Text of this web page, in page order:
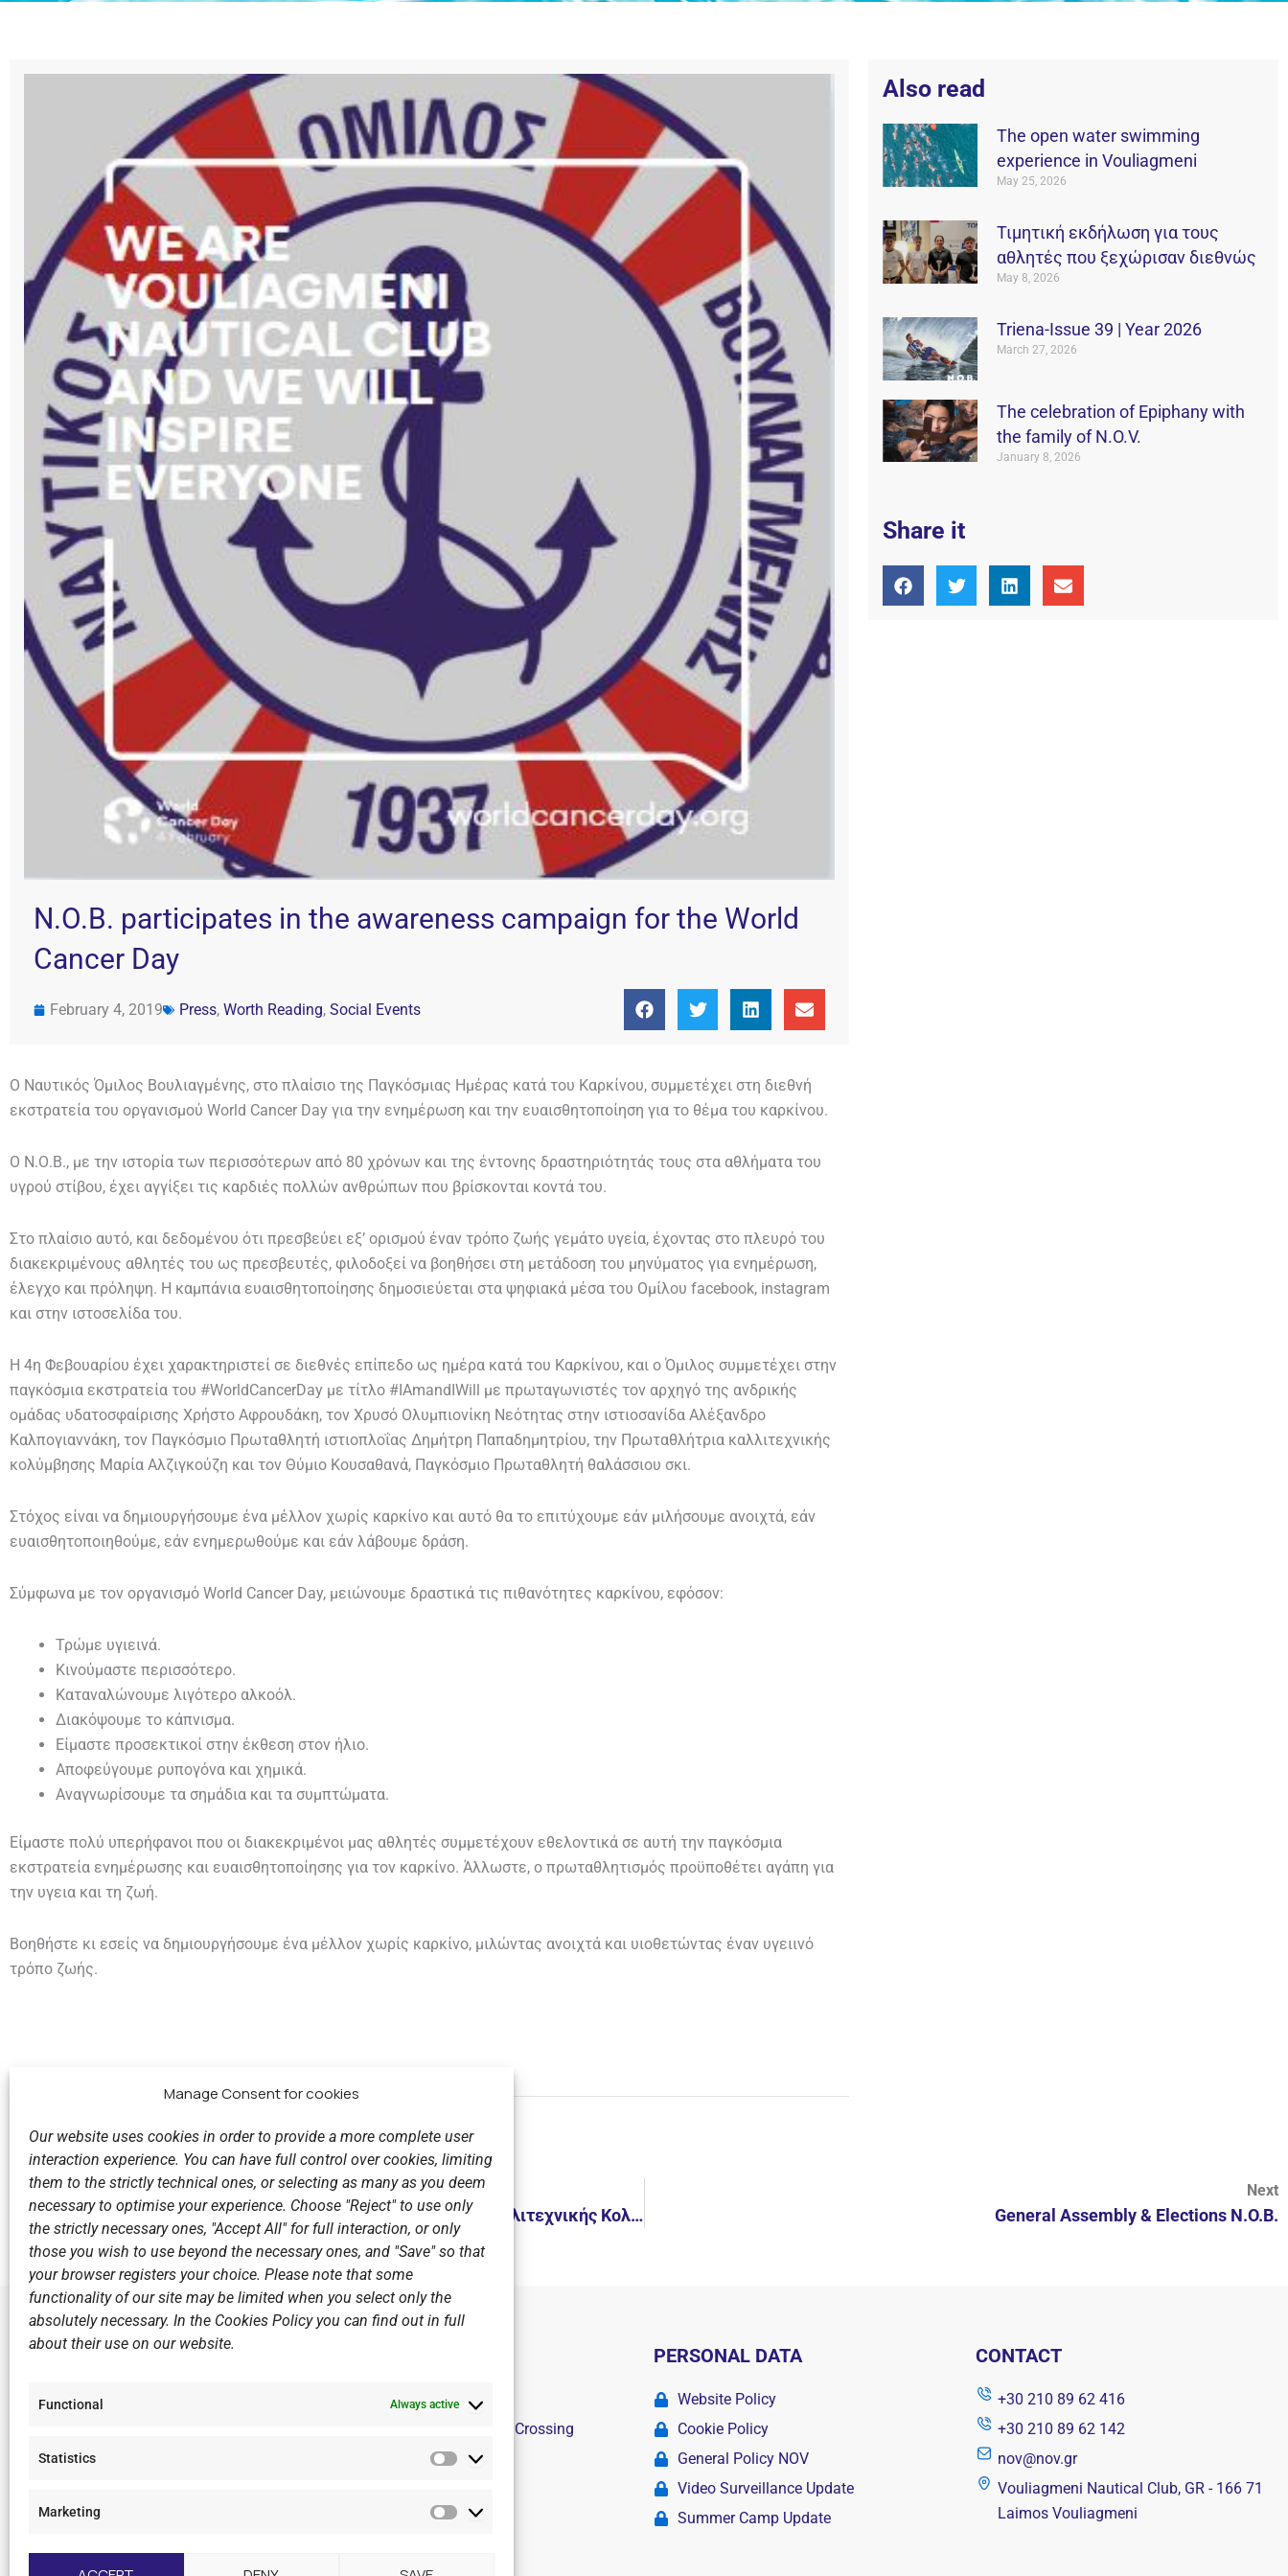
Manage Consent for cookies
Our website uses cookies in order to provide a more complete user
interaction experience. You can have full control over cookies, limiting
them to the strictly technical ones, or selecting as many as you deem
necessary to optimise your experience. Choose "Reject" to use only
the strictly necessary ones, "Accept All" for full interaction, or only
those you wish to use beyond the necessary ones, and "Save" so that
your browser registers your choice. Please note that some
functionality of our site may be limited when you select only the
absolutely necessary. In the Cookies Policy you can find out in full
about their use on our website.
Functional Always active
Statistics
Statistics
Marketing
Marketing
N.O.B. participates in the awareness campaign for the World
Cancer Day
February 4, 2019 Press, Worth Reading, Social Events
Ο Ναυτικός Όμιλος Βουλιαγμένης, στο πλαίσιο της Παγκόσμιας Ημέρας κατά του Καρκίνου, συμμετέχει στη διεθνή
εκστρατεία του οργανισμού World Cancer Day για την ενημέρωση και την ευαισθητοποίηση για το θέμα του καρκίνου.
Ο Ν.Ο.Β., με την ιστορία των περισσότερων από 80 χρόνων και της έντονης δραστηριότητάς τους στα αθλήματα του
υγρού στίβου, έχει αγγίξει τις καρδιές πολλών ανθρώπων που βρίσκονται κοντά του.
Στο πλαίσιο αυτό, και δεδομένου ότι πρεσβεύει εξ’ ορισμού έναν τρόπο ζωής γεμάτο υγεία, έχοντας στο πλευρό του
διακεκριμένους αθλητές του ως πρεσβευτές, φιλοδοξεί να βοηθήσει στη μετάδοση του μηνύματος για ενημέρωση,
έλεγχο και πρόληψη. Η καμπάνια ευαισθητοποίησης δημοσιεύεται στα ψηφιακά μέσα του Ομίλου facebook, instagram
και στην ιστοσελίδα του.
Η 4η Φεβουαρίου έχει χαρακτηριστεί σε διεθνές επίπεδο ως ημέρα κατά του Καρκίνου, και ο Όμιλος συμμετέχει στην
παγκόσμια εκστρατεία του #WorldCancerDay με τίτλο #IAmandIWill με πρωταγωνιστές τον αρχηγό της ανδρικής
ομάδας υδατοσφαίρισης Χρήστο Αφρουδάκη, τον Χρυσό Ολυμπιονίκη Νεότητας στην ιστιοσανίδα Αλέξανδρο
Καλπογιαννάκη, τον Παγκόσμιο Πρωταθλητή ιστιοπλοΐας Δημήτρη Παπαδημητρίου, την Πρωταθλήτρια καλλιτεχνικής
κολύμβησης Μαρία Αλζιγκούζη και τον Θύμιο Κουσαθανά, Παγκόσμιο Πρωταθλητή θαλάσσιου σκι.
Στόχος είναι να δημιουργήσουμε ένα μέλλον χωρίς καρκίνο και αυτό θα το επιτύχουμε εάν μιλήσουμε ανοιχτά, εάν
ευαισθητοποιηθούμε, εάν ενημερωθούμε και εάν λάβουμε δράση.
Σύμφωνα με τον οργανισμό World Cancer Day, μειώνουμε δραστικά τις πιθανότητες καρκίνου, εφόσον:
Τρώμε υγιεινά.
Κινούμαστε περισσότερο.
Καταναλώνουμε λιγότερο αλκοόλ.
Διακόψουμε το κάπνισμα.
Είμαστε προσεκτικοί στην έκθεση στον ήλιο.
Αποφεύγουμε ρυπογόνα και χημικά.
Αναγνωρίσουμε τα σημάδια και τα συμπτώματα.
Είμαστε πολύ υπερήφανοι που οι διακεκριμένοι μας αθλητές συμμετέχουν εθελοντικά σε αυτή την παγκόσμια
εκστρατεία ενημέρωσης και ευαισθητοποίησης για τον καρκίνο. Άλλωστε, ο πρωταθλητισμός προϋποθέτει αγάπη για
την υγεια και τη ζωή.
Βοηθήστε κι εσείς να δημιουργήσουμε ένα μέλλον χωρίς καρκίνο, μιλώντας ανοιχτά και υιοθετώντας έναν υγειινό
τρόπο ζωής.
Also read
The open water swimming
experience in Vouliagmeni
May 25, 2026
Τιμητική εκδήλωση για τους
αθλητές που ξεχώρισαν διεθνώς
May 8, 2026
Triena-Issue 39 | Year 2026
March 27, 2026
The celebration of Epiphany with
the family of N.O.V.
January 8, 2026
Share it
Previous
Εξαιρετικές οι Κορασίδες Α’ μας στους χειμερινούς αγώνες Καλλιτεχνικής Κολύμβησης
Next
General Assembly & Elections N.O.B.
F
c
s
u
Sports Academy
Open Water Swimming Crossing
PERSONAL DATA
Website Policy
Cookie Policy
General Policy NOV
Video Surveillance Update
Summer Camp Update
CONTACT
+30 210 89 62 416
+30 210 89 62 142
nov@nov.gr
Vouliagmeni Nautical Club, GR - 166 71
Laimos Vouliagmeni